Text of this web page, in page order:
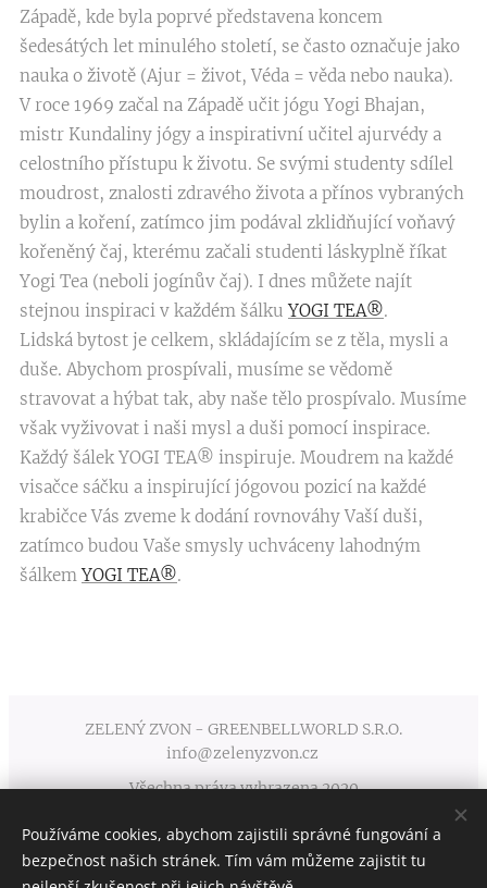
Západě, kde byla poprvé představena koncem
šedesátých let minulého století, se často označuje jako
nauka o životě (Ajur = život, Véda = věda nebo nauka).
V roce 1969 začal na Západě učit jógu Yogi Bhajan,
mistr Kundaliny jógy a inspirativní učitel ajurvédy a
celostního přístupu k životu. Se svými studenty sdílel
moudrost, znalosti zdravého života a přínos vybraných
bylin a koření, zatímco jim podával zklidňující voňavý
kořeněný čaj, kterému začali studenti láskyplně říkat
Yogi Tea (neboli jogínův čaj). I dnes můžete najít
stejnou inspiraci v každém šálkuYOGI TEA®.
Lidská bytost je celkem, skládajícím se z těla, mysli a
duše. Abychom prospívali, musíme se vědomě
stravovat a hýbat tak, aby naše tělo prospívalo. Musíme
však vyživovat i naši mysl a duši pomocí inspirace.
Každý šálek YOGI TEA® inspiruje. Moudrem na každé
visačce sáčku a inspirující jógovou pozicí na každé
krabičce Vás zveme k dodání rovnováhy Vaší duši,
zatímco budou Vaše smysly uchváceny lahodným
šálkemYOGI TEA®.
ZELENÝ ZVON - GREENBELLWORLD S.R.O.
info@zelenyzvon.cz
Všechna práva vyhrazena 2020
Obchodní podmínky Cookies
Používáme cookies, abychom zajistili správné fungování a
bezpečnost našich stránek. Tím vám můžeme zajistit tu